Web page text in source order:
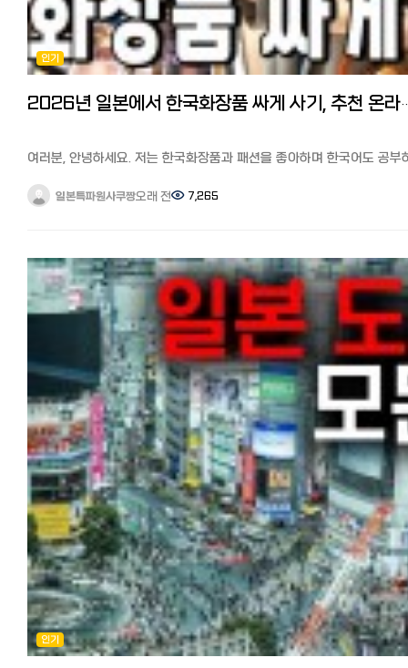
[추가정보] Netflix와 동영상 스트리밍 서비스(VOD) 간단 비교 일본에
한국 드라마를 보려면 어느 VOD 서비스가 좋을까? 라고 궁금해하시는
분들이 많을 것 같습니다. 한국도 마찬가지지만, 동영상 스트리밍 서비스
(VOD)가 많아 선택하기가 쉽지 않습니다.
보았습니다. 1~2일에 한 편 정도, 많은 한국 드라마와 신작을 보고 싶다!
➡Amazon 프라임 비디오 드라마로 공부하고 싶고, 화제의 오리지널
일주일에 1~2편 정도, 합리적인 가격과 작품 수➡Lemino(구 dTV) 아래
기사도 참고해서 자신의 스타일과 필요에 맞게 자유롭게 결정해 보세
이번에는 일본에서 한국 넷플릭스를 시청하는 방법과 한국 드라마 라인
작품수가 다른 이유를 정리해 설명드렸습니다.
다양한 동영상 스트리밍 서비스 중에서도 화제가 되는 오리지널 작품이
많은 넷플릭스를 이용하는 분들이 많을 것 같습니다.
VPN을 이용해 한국 버전 넷플릭스에 연결하면 넷플릭스를 200% 즐길
이번 기사를 참고해서 넷플릭스에서 한국 드라마를 더 즐겨보세요^^
【추천기사】 일본에서 한국 방송 실시간, 다시보기 무료로 보는 방법 현지
한국인이 총정리 https://korean.co.jp/life2/41 [일본에서 집 구하
추천 부동산 사이트와 쉐어하우스, 한국부동산과 꿀팁까지
https://korean.co.jp/life_realestate/1 [일본 인터넷 개통과 설치]
거주 한국인 추천 6사의 속도와 요금, 직접 써 본 후기
https://korean.co.jp/life2/135 일본에서 집 사기, 주택론의 모든
이자, 대출 한도, 추천 은행, 화재보험까지
https://korean.co.jp/life_realestate/7 일본에서 한국송금 현지인
추천 6사 비교분석! 저렴하고 편한 송금과 한도, 수수료 할인 쿠폰까지
https://korean.co.jp/life2/308 일본 취업, 전직 사이트 추천! 한국
선배가 전수하는 꿀팁과 구인구직 시장 https://korean.co.jp/life3/
[일본 거주자들의 재테크] 니사, 주식, 포인트 등 목돈 만드는 법과 선배
꿀팁 https://korean.co.jp/life4/1 일본 핸드폰, 통신사 추천은?
알뜰폰(格安SIM) 5사 비교분석, 개통 절차, 주의점과 사용 후기
https://korean.co.jp/life2/10 일본에서 전기, 가스 요금 아끼기!
알려주고 싶지 않은 팁, 캐쉬백, 쿠폰링크. 8년간 실제 광열비
https://korean.co.jp/life2/11 재일한국인이 추천하는 일본 신용카드
있습니다.
※기본 공사는 18000엔에서 25000엔 정도. 여러 군데 견적을 받아서
결정하세요 중고 에어컨+구라시노마켓토 업자를 통한 설치공사로 저는
2024년에 나온 상태가 괜찮은 중고에어컨을 4만엔에 구매, 설치
2만엔으로 6만엔에 설치완료했습니다. 다만 주의점으로 실내기가 3
실외기가 1층일 경우에는 구라시노마켓토에서는 대응이 안되거나 대응
업체도 10만엔정도 견적이 나오니 이 경우는 그냥 새제품을 사시는 게
마켓토가 가장 저렴합니다. 일반적으로는 8천엔에서 만엔 안팎입니다.
구라시노 마켓토에서 에어컨 설치, 클리닝 업자 찾기 【구라시노 마켓토
관련기사】 일본 에어컨 설치, 수리, 클리닝 등, 다양한 집안일을 싸고 쉽
신품을 살지 여러모로 비교를 해봤습니다. 2-3만엔 정도 더 들여 신품을
구매할 경우 저렴한 곳을 가르쳐 드리겠습니다. 신품 에어컨+공사비
가격비교를 해봤는데, 검색하면 이름없는 에어컨 전문 사이트가 많이
나옵니다만, 성수기라 연락이 원활하지 않거나 공사가 3주 4주후가 된
합니다. 빅카메라 등 대형양판점보다 아마존과 라쿠텐이치바가 제품도
업체도 많아 전체적으로 가격대가 저렴하고 성수기에도 비교적 공사수
빨리 되었습니다. (몇군데 전화문의한 바, 빠른 곳이 5일 이내 배송과 설
가능) 아마존에서 신품 에어컨 보기 라쿠텐이치바에서 신품 에어컨
마무리 어떠셨나요? 부담되는 가전 중에 하나인 에어컨을 저렴하게
구매하고 청소할 수 있는 방법을 제 경험을 토대로 정리해드렸습니다.
일본은 많은 집이 연중 에어컨으로 난방, 냉방을 하고 있죠. 이번 기사를
참고로 좋은 에어컨 장만하셔서 일년내내 편히 쓰시기 바랍니다.
【추천기사】 일본에서 전자제품 싸게 사기. 한국보다 저렴한 제품과 구입
꿀팁 https://korean.co.jp/life2/159 일본 온라인 쇼핑몰 추천 6선과
활용법: 라쿠텐, 아마존 재팬, 야후 쇼핑, 테무, 조조타운, 모노타로 비교
https://korean.co.jp/life2/175 바퀴벌레에서 벗어나고 싶다! 일본
선배들이 전수하는 퇴치법과 추천약 https://korean.co.jp/life2/7
[일본 이사업체 추천] 견적 절차와 비용, 가격협상의 팁! 최저가로 이사하
https://korean.co.jp/life_realestate/4 일본에서 집 사기, 주택론
모든 것! 이자, 대출 한도, 추천 은행, 화재보험까지
https://korean.co.jp/life_realestate/7 [일본 거주자들의 재테크]
니사, 주식, 포인트 등 목돈 만드는 법과 선배들의 꿀팁
https://korean.co.jp/life4/1 일본 핸드폰, 통신사 추천은? 알뜰폰
인기
2026년 일본에서 한국화장품 싸
여러분, 안녕하세요. 저는 한국화장품과 패션을 좋아하며 한국어도 공부
제가 자주 이용하는 한국 화장품 온라인 쇼핑몰을 정리해서 소개해
드리려고 합니다.
가지 않아도 쉽게 구입할 수 있게 되었습니다.
한국 화장품 온라인 쇼핑몰중에서도 신뢰성과 인기가 높고, 저렴하며
배송도 빠른 사이트를 중심으로 8개 사이트를 소개합니다. 한국 화장품,
인기가 높은 이유는 무엇일까? 우선 한국 화장품이 일본에서 인기가 있
이유를 간단히 정리하면 다음과 같습니다.
・트렌드를 만들어내는 속도가 빠르다
・가격은 저렴한데 품질이 좋다
・SNS와 K-POP의 영향
・패키지가 귀엽고 세련됐다
배송비가 비싸다? 관세가 붙는다? 예전에는 상품 가격보다 높은 배송
들고 해외 발송으로 주문 금액이 15,500엔을 초과하면 배송 시 관세·기
세금·수수료 등이 부과되었습니다.
하지만 최근 한국 화장품 인기가 상승하면서 일본 국내 배송을 하는 아
라쿠텐 등은 300~800엔 정도이며, 일정 금액 이상 구매 시 배송료가
무료인 쇼핑몰도 많이 있습니다.
관세 등도 온라인 쇼핑몰 측에서 부담하므로 추가 비용이 발생하지
않습니다.
배달까지 얼마나 걸릴까? 예전에는 한국 화장품 온라인 쇼핑몰 자체가
적었고, 한국에서 직배송이 되다 보니 배송비도 비싸고, 시간도 보통 10
이상 걸렸습니다.
최근에는 일본 국내 배송(예: 아마존, 라쿠텐 일부 매장)의 경우 1~3일,
한국에서 직배송은 평균 5~10일 정도 걸립니다.
온라인 쇼핑몰에 입점한 매장이나 시기에 따라 배송 기간이 달라질 수
있으며, 세일 기간(Qoo10 메가 할인 등)에는 10일 이상 걸릴 수도 있으니
일본특파원사쿠짱오래 전 7,265
인기